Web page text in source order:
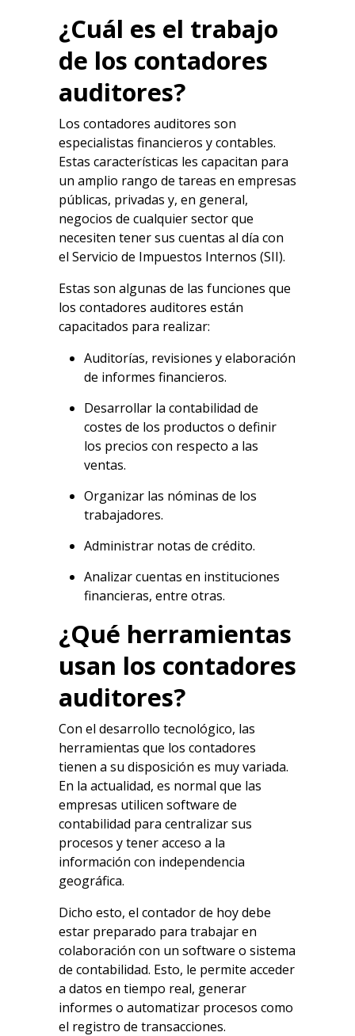
¿Cuál es el trabajo
de los contadores
auditores?
Los contadores auditores son
especialistas financieros y contables.
Estas características les capacitan para
un amplio rango de tareas en empresas
públicas, privadas y, en general,
negocios de cualquier sector que
necesiten tener sus cuentas al día con
el Servicio de Impuestos Internos (SII).
Estas son algunas de las funciones que
los contadores auditores están
capacitados para realizar:
Auditorías, revisiones y elaboración
de informes financieros.
Desarrollar la contabilidad de
costes de los productos o definir
los precios con respecto a las
ventas.
Organizar las nóminas de los
trabajadores.
Administrar notas de crédito.
Analizar cuentas en instituciones
financieras, entre otras.
¿Qué herramientas
usan los contadores
auditores?
Con el desarrollo tecnológico, las
herramientas que los contadores
tienen a su disposición es muy variada.
En la actualidad, es normal que las
empresas utilicen software de
contabilidad para centralizar sus
procesos y tener acceso a la
información con independencia
geográfica.
Dicho esto, el contador de hoy debe
estar preparado para trabajar en
colaboración con un software o sistema
de contabilidad. Esto, le permite acceder
a datos en tiempo real, generar
informes o automatizar procesos como
el registro de transacciones.